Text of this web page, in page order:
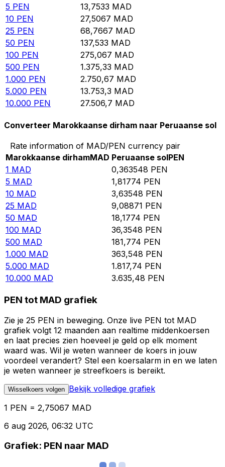
5 PEN 13,7533 MAD
10 PEN 27,5067 MAD
25 PEN 68,7667 MAD
50 PEN 137,533 MAD
100 PEN 275,067 MAD
500 PEN 1.375,33 MAD
1.000 PEN 2.750,67 MAD
5.000 PEN 13.753,3 MAD
10.000 PEN 27.506,7 MAD
Converteer Marokkaanse dirham naar Peruaanse sol
Rate information of MAD/PEN currency pair
Marokkaanse dirhamMAD Peruaanse solPEN
1 MAD 0,363548 PEN
5 MAD 1,81774 PEN
10 MAD 3,63548 PEN
25 MAD 9,08871 PEN
50 MAD 18,1774 PEN
100 MAD 36,3548 PEN
500 MAD 181,774 PEN
1.000 MAD 363,548 PEN
5.000 MAD 1.817,74 PEN
10.000 MAD 3.635,48 PEN
PEN tot MAD grafiek
Zie je 25 PEN in beweging. Onze live PEN tot MAD
grafiek volgt 12 maanden aan realtime middenkoersen
en laat precies zien hoeveel je geld op elk moment
waard was. Wil je weten wanneer de koers in jouw
voordeel verandert? Stel een koersalarm in en we laten
je weten wanneer je streefkoers is bereikt.
Wisselkoers volgen Bekijk volledige grafiek
1 PEN = 2,75067 MAD
6 aug 2026, 06:32 UTC
Grafiek: PEN naar MAD